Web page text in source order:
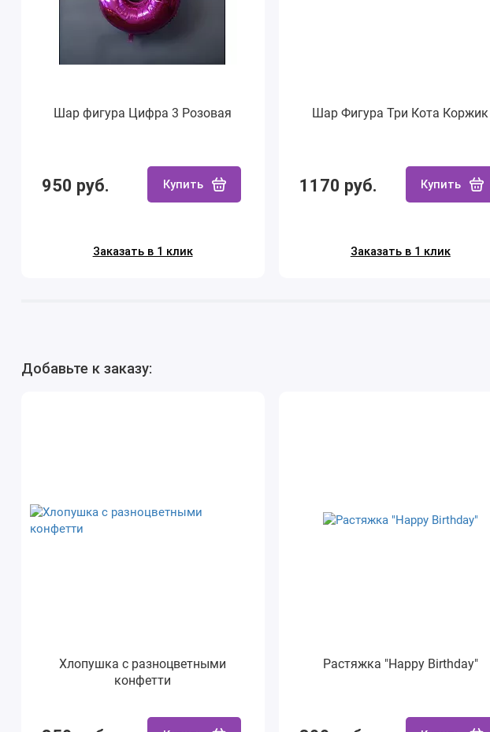
Шар фигура Цифра 3 Розовая
950 руб. Купить
Заказать в 1 клик
Шар Фигура Три Кота Коржик
1170 руб. Купить
Заказать в 1 клик
Добавьте к заказу:
Хлопушка с разноцветными
конфетти
Растяжка "Happy Birthday"